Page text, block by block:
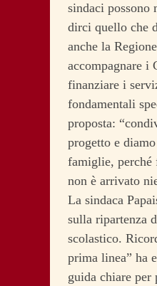
sindaci possono
dirci quello che
anche la
accompagnare i
finanziare i
fondamentali
proposta:
progetto e
famiglie, perché
non è arrivato
La sindaca
sulla ripartenza
scolastico.
prima linea” ha
guida chiare